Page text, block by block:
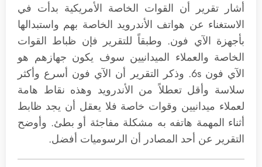
أشار تقرير أن القوات الخاصة الأمريكية بدأت في
الاستغناء عن هواتف الأندرويد الخاصة بهم واستبدالها
بأجهزة الآي فون. وطبقاً للتقرير فإن ظباط القوات
الخاصة والعملاء الميدانيين سوف يكون جهازهم هو
الآي فون 6s. وذكر التقرير أن الآي فون أسرع وأكثر
سلاسة وأقل تعطلاً من الأندرويد وهذه نقاط هامة
لعملاء ميدانيين وقوات خاصة فلا يعقل أن يجد ظابط
أثناء المهمة هاتفه به مشكلة مفاجئة أو بطئ. وأوضح
التقرير عن أحد المصادر أن الرسوميات أفضل.